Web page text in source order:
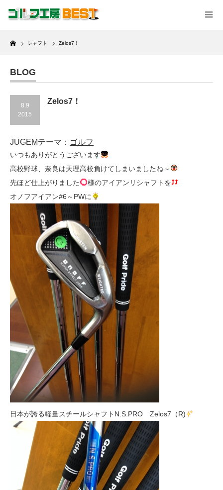
Home
シャフト Zelos7！
BLOG
8.9
2015
Zelos7！
JUGEMテーマ： ゴルフ
いつもありがとうございます
高校野球、奈良は天理高校負けてしまいましたね～
先ほど仕上がりました
様のアイアンリシャフトを
オノフアイアン#6～PWに
日本が誇る軽量スチールシャフトN.S.PRO Zelos7（R)